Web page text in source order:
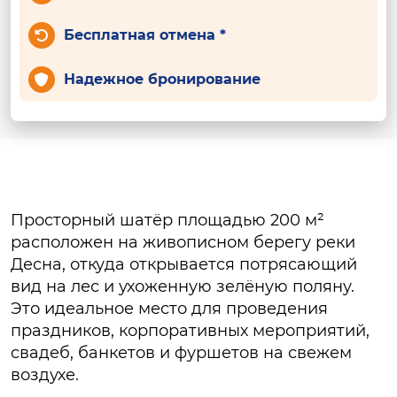
Бесплатная отмена *
Надежное бронирование
Просторный шатёр площадью 200 м²
расположен на живописном берегу реки
Десна, откуда открывается потрясающий
вид на лес и ухоженную зелёную поляну.
Это идеальное место для проведения
праздников, корпоративных мероприятий,
свадеб, банкетов и фуршетов на свежем
воздухе.